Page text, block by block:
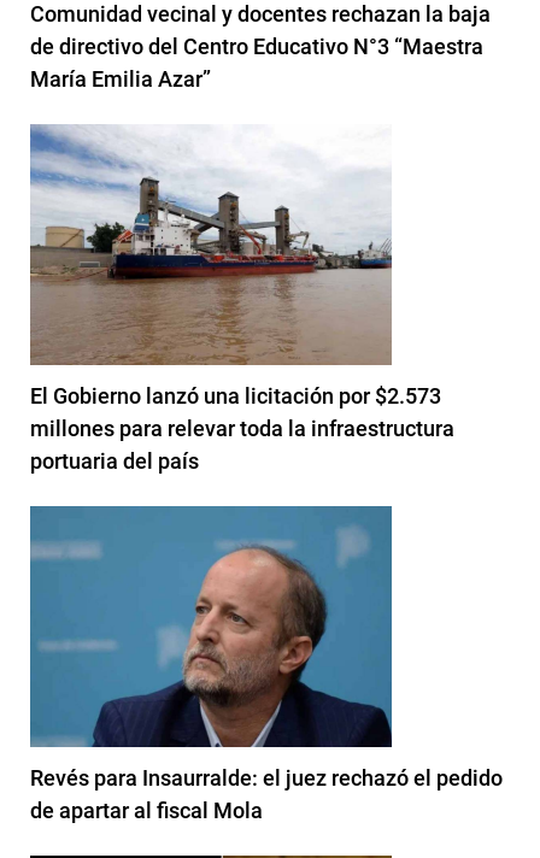
Comunidad vecinal y docentes rechazan la baja
de directivo del Centro Educativo N°3 “Maestra
María Emilia Azar”
El Gobierno lanzó una licitación por $2.573
millones para relevar toda la infraestructura
portuaria del país
Revés para Insaurralde: el juez rechazó el pedido
de apartar al fiscal Mola